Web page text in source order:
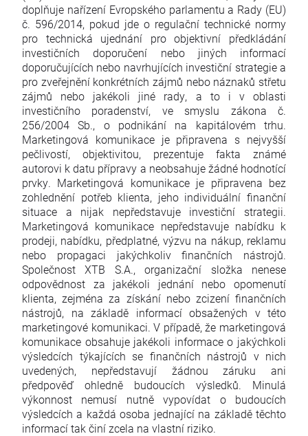
doplňuje nařízení Evropského parlamentu a Rady (EU)
č. 596/2014, pokud jde o regulační technické normy
pro technická ujednání pro objektivní předkládání
investičních doporučení nebo jiných informací
doporučujících nebo navrhujících investiční strategie a
pro zveřejnění konkrétních zájmů nebo náznaků střetu
zájmů nebo jakékoli jiné rady, a to i v oblasti
investičního poradenství, ve smyslu zákona č.
256/2004 Sb., o podnikání na kapitálovém trhu.
Marketingová komunikace je připravena s nejvyšší
pečlivostí, objektivitou, prezentuje fakta známé
autorovi k datu přípravy a neobsahuje žádné hodnotící
prvky. Marketingová komunikace je připravena bez
zohlednění potřeb klienta, jeho individuální finanční
situace a nijak nepředstavuje investiční strategii.
Marketingová komunikace nepředstavuje nabídku k
prodeji, nabídku, předplatné, výzvu na nákup, reklamu
nebo propagaci jakýchkoliv finančních nástrojů.
Společnost XTB S.A., organizační složka nenese
odpovědnost za jakékoli jednání nebo opomenutí
klienta, zejména za získání nebo zcizení finančních
nástrojů, na základě informací obsažených v této
marketingové komunikaci. V případě, že marketingová
komunikace obsahuje jakékoli informace o jakýchkoli
výsledcích týkajících se finančních nástrojů v nich
uvedených, nepředstavují žádnou záruku ani
předpověď ohledně budoucích výsledků. Minulá
výkonnost nemusí nutně vypovídat o budoucích
výsledcích a každá osoba jednající na základě těchto
informací tak činí zcela na vlastní riziko.